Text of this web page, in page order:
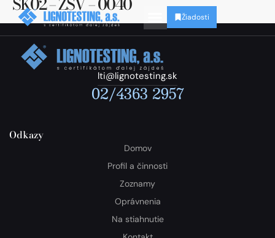
Žiadosti
lti@lignotesting.sk
02/4363 2957
Odkazy
Domov
Profil a činnosti
Zoznamy
Oprávnenia
Na stiahnutie